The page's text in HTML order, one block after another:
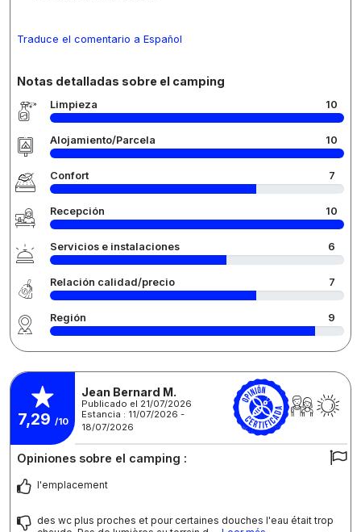
Traduce el comentario a Español
Notas detalladas sobre el camping
Limpieza 10
Alojamiento/Parcela 10
Confort 7
Recepción 10
Servicios e instalaciones 6
Relación calidad/precio 7
Región 9
7,29 /10
Jean Bernard M.
Publicado el 21/07/2026
Estancia : 11/07/2026 -
18/07/2026
Opiniones sobre el camping :
l'emplacement
des wc plus proches et pour certaines douches l'eau était trop